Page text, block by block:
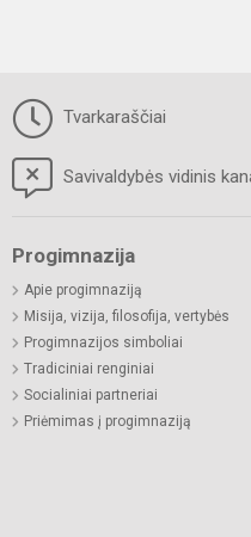
Tvarkaraščiai
Savivaldybės vidinis
Progimnazija
Apie progimnaziją
Misija, vizija, filosofija, vertybės
Progimnazijos simboliai
Tradiciniai renginiai
Socialiniai partneriai
Priėmimas į progimnaziją